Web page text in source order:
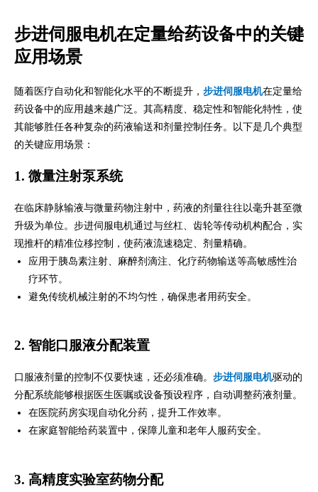
步进伺服电机在定量给药设备中的关键
应用场景
随着医疗自动化和智能化水平的不断提升， 步进伺服电机在定量给
药设备中的应用越来越广泛。其高精度、稳定性和智能化特性，使
其能够胜任各种复杂的药液输送和剂量控制任务。以下是几个典型
的关键应用场景：
1. 微量注射泵系统
在临床静脉输液与微量药物注射中，药液的剂量往往以毫升甚至微
升级为单位。步进伺服电机通过与丝杠、齿轮等传动机构配合，实
现推杆的精准位移控制，使药液流速稳定、剂量精确。
应用于胰岛素注射、麻醉剂滴注、化疗药物输送等高敏感性治
疗环节。
避免传统机械注射的不均匀性，确保患者用药安全。
2. 智能口服液分配装置
口服液剂量的控制不仅要快速，还必须准确。 步进伺服电机驱动的
分配系统能够根据医生医嘱或设备预设程序，自动调整药液剂量。
在医院药房实现自动化分药，提升工作效率。
在家庭智能给药装置中，保障儿童和老年人服药安全。
3. 高精度实验室药物分配